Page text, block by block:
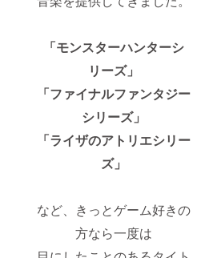
「モンスターハンターシ
リーズ」
「ファイナルファンタジー
シリーズ」
「ライザのアトリエシリー
ズ」
など、きっとゲーム好きの
方なら一度は